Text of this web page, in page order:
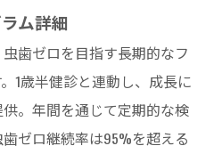
ム詳細
歯ゼロを目指す長期的なフ
1歳半健診と連動し、成長に
。年間を通じて定期的な検
ゼロ継続率は95%を超える